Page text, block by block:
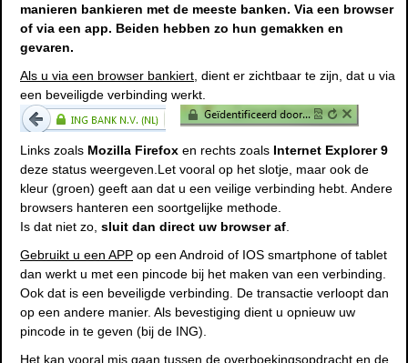
manieren bankieren met de meeste banken. Via een browser
of via een app. Beiden hebben zo hun gemakken en
gevaren.
Als u via een browser bankiert , dient er zichtbaar te zijn, dat u via
een beveiligde verbinding werkt.
Links zoals Mozilla Firefox en rechts zoals Internet Explorer 9
deze status weergeven .Let vooral op het slotje, maar ook de
kleur (groen) geeft aan dat u een veilige verbinding hebt. Andere
browsers hanteren een soortgelijke methode.
Is dat niet zo, sluit dan direct uw browser af
Gebruikt u een APP op een Android of IOS smartphone of tablet
dan werkt u met een pincode bij het maken van een verbinding.
Ook dat is een beveiligde verbinding. De transactie verloopt dan
op een andere manier. Als bevestiging dient u opnieuw uw
pincode in te geven (bij de ING).
Het kan vooral mis gaan tussen de overboekingsopdracht en de